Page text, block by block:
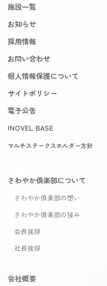
施設一覧
お知らせ
採用情報
お問い合わせ
個人情報保護について
サイトポリシー
電子公告
INOVEL BASE
マルチステークスホルダー方針
さわやか倶楽部について
さわやか倶楽部の想い
さわやか倶楽部の強み
会長挨拶
社長挨拶
会社概要